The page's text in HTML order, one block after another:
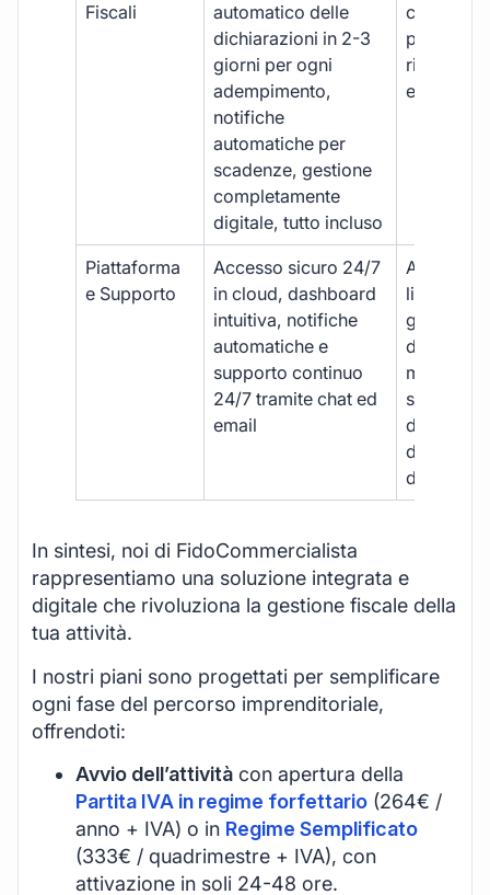
Fiscali
automatico delle
dichiarazioni in 2-3
giorni per ogni
adempimento,
notifiche
automatiche per
scadenze, gestione
completamente
digitale, tutto incluso
costi
per ogni
rischio di
e
Piattaforma
e Supporto
Accesso sicuro 24/7
in cloud, dashboard
intuitiva, notifiche
automatiche e
supporto continuo
24/7 tramite chat ed
email
Accesso
limitato,
gestione
manuale,
supporto
durante
d’ufficio.
In sintesi, noi di FidoCommercialista
rappresentiamo una soluzione integrata e
digitale che rivoluziona la gestione fiscale della
tua attività.
I nostri piani sono progettati per semplificare
ogni fase del percorso imprenditoriale,
offrendoti:
Avvio dell’attività con apertura della
Partita IVA in regime forfettario (264€ /
anno + IVA) o in Regime Semplificato
(333€ / quadrimestre + IVA), con
attivazione in soli 24-48 ore.